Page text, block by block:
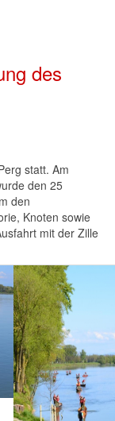
des
statt. Am
den 25
den
, Knoten sowie
mit der Zille